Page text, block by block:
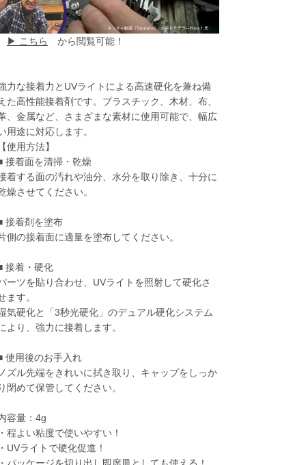
▶ こちら から閲覧可能！
力な接着力とUVライトによる高速硬化を兼ね備
た高性能接着剤です。プラスチック、木材、布、
、金属など、さまざまな素材に使用可能で、幅広
用途に対応します。
【使用方法】
接着面を清掃・乾燥
着する面の汚れや油分、水分を取り除き、十分に
燥させてください。
接着剤を塗布
片側の接着面に適量を塗布してください。
接着・硬化
ーツを貼り合わせ、UVライトを照射して硬化さ
ます。
気硬化と「3秒光硬化」のデュアル硬化システム
より、強力に接着します。
使用後のお手入れ
ノズル先端をきれいに拭き取り、キャップをしっか
り閉めて保管してください。
容量：4g
・程よい粘度で使いやすい！
・UVライトで硬化促進！
・パッケージを切り出し即席皿としても使える！